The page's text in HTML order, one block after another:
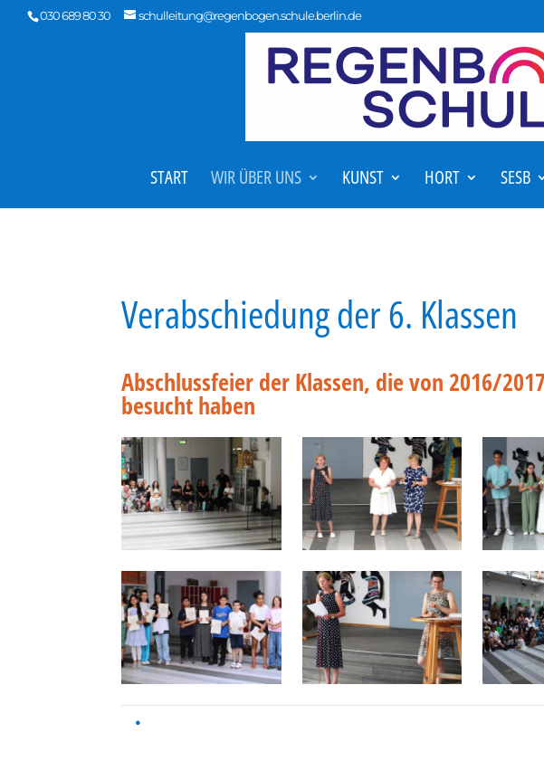
030 689 80 30 schulleitung@regenbogen.schule.berlin.de
START WIR ÜBER UNS KUNST HORT SESB
Verabschiedung der 6. Klassen
Abschlussfeier der Klassen, die von 2016/
besucht haben